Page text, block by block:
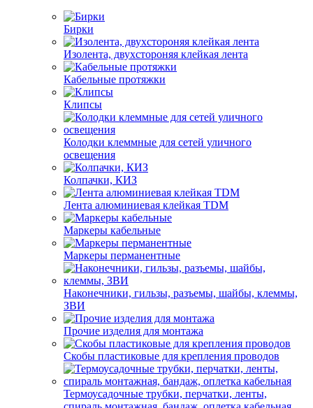
Бирки
Изолента, двухстороняя клейкая лента
Кабельные протяжки
Клипсы
Колодки клеммные для сетей уличного
освещения
Колпачки, КИЗ
Лента алюминиевая клейкая TDM
Маркеры кабельные
Маркеры перманентные
Наконечники, гильзы, разъемы, шайбы, клеммы,
ЗВИ
Прочие изделия для монтажа
Скобы пластиковые для крепления проводов
Термоусадочные трубки, перчатки, ленты,